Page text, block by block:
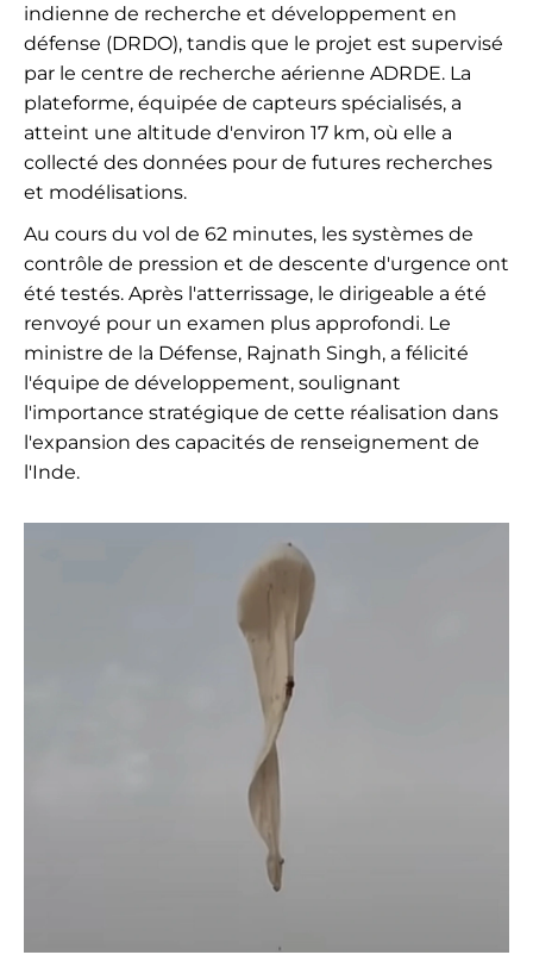
indienne de recherche et développement en
défense (DRDO), tandis que le projet est supervisé
par le centre de recherche aérienne ADRDE. La
plateforme, équipée de capteurs spécialisés, a
atteint une altitude d'environ 17 km, où elle a
collecté des données pour de futures recherches
et modélisations.
Au cours du vol de 62 minutes, les systèmes de
contrôle de pression et de descente d'urgence ont
été testés. Après l'atterrissage, le dirigeable a été
renvoyé pour un examen plus approfondi. Le
ministre de la Défense, Rajnath Singh, a félicité
l'équipe de développement, soulignant
l'importance stratégique de cette réalisation dans
l'expansion des capacités de renseignement de
l'Inde.